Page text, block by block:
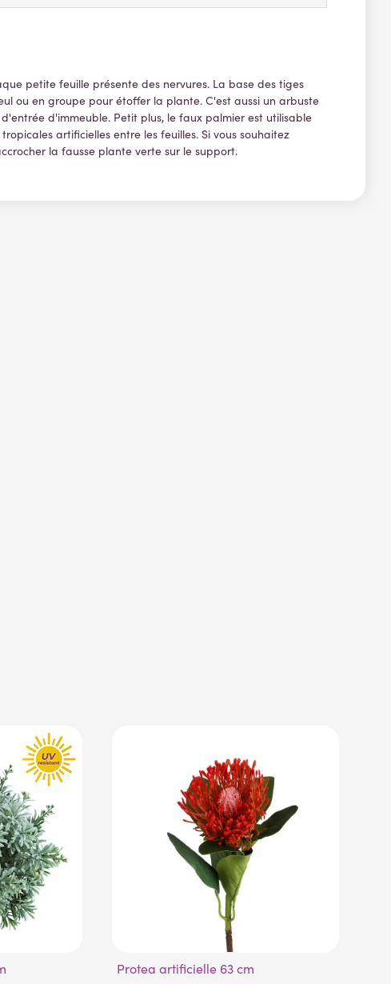
petite feuille présente des nervures. La base des tiges
ou en groupe pour étoffer la plante. C'est aussi un arbuste
d'immeuble. Petit plus, le faux palmier est utilisable
artificielles entre les feuilles. Si vous souhaitez
la fausse plante verte sur le support.
Protea artificielle 63 cm